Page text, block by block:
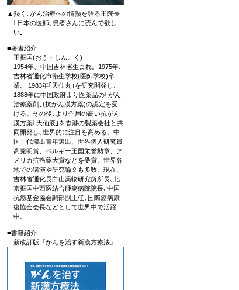
▲熱く､がん治療への情熱を語る王院長
｢日本の医師､患者さんに読んで欲し
い｣
■著者紹介
王振国(おう・しんこく)
1954年、中国吉林省生まれ。1975年､
吉林省通化市衛生学校(医師学校)卒
業。 1983年｢天仙丸｣を研究開発し､
1888年に中国政府より医薬品の｢がん
治療薬剤｣(抗がん漢方薬)の認定を受
ける。その後､より作用の高い抗がん
漢方薬｢天仙液｣を香港の製薬会社と共
同開発し､世界的に注目を高める。中
国十代傑出青年選出、世界個人研究最
高発明賞、ベルギー王国栄誉勲章、ア
メリカ抗癌薬大賞などを受賞。世界各
地での講演や研究論文も多数。現在、
吉林省通化長白山薬物研究所所長､北
京振国中西医結合腫瘍病院院長､中国
抗癌基金協会調部副主任､国際癌病康
復協会会長などとして世界中で活躍
中。
■書籍紹介
新改訂版『がんを治す新漢方療法』